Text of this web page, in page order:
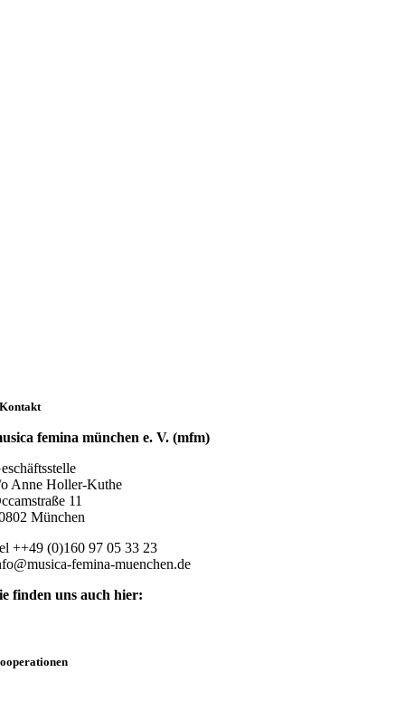
Kontakt
femina münchen e. V. (mfm)
Anne Holler-Kuthe
11
München
++49 (0)160 97 05 33 23
femina-muenchen.de
finden uns auch hier: